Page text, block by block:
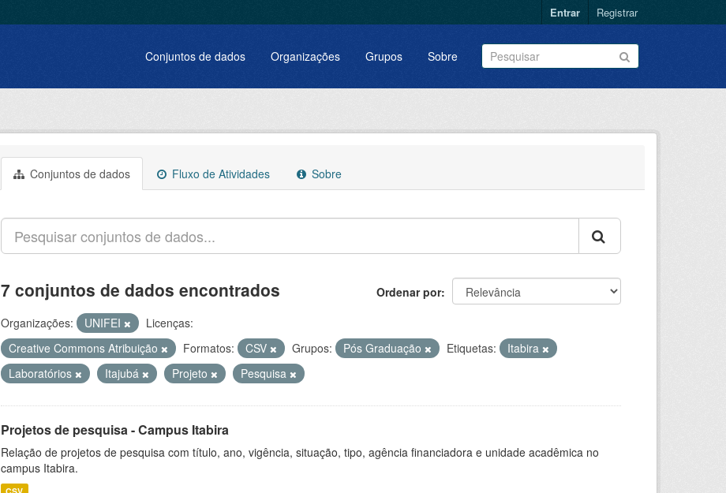
Entrar Registrar
Conjuntos de dados Organizações Grupos Sobre
Conjuntos de dados Fluxo de Atividades Sobre
Ordenar por
7 conjuntos de dados encontrados
Organizações: UNIFEI
Licenças:
Creative Commons Atribuição
Formatos: CSV Grupos: Pós Graduação Etiquetas:
Itabira
Laboratórios
Itajubá Projeto Pesquisa
Projetos de pesquisa - Campus Itabira
Relação de projetos de pesquisa com título, ano, vigência, situação, tipo, agência financiadora e unidade acadêmica no
campus Itabira.